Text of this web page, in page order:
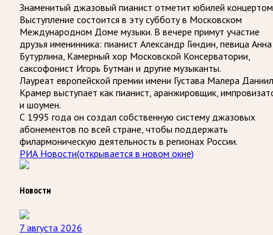
Знаменитый джазовый пианист отметит юбилей
Выступление состоится в эту субботу в Московском
Международном Доме музыки. В вечере примут участие
друзья именинника: пианист Александр Гиндин, певица Анна
Бутурлина, Камерный хор Московской Консерватории,
саксофонист Игорь Бутман и другие музыканты.
Лауреат европейской премии имени Густава Малера Даниил
Крамер выступает как пианист, аранжировщик,
и шоумен.
С 1995 года он создал собственную систему джазовых
абонементов по всей стране, чтобы поддержать
филармоническую деятельность в регионах России.
РИА Новости(открывается в новом окне)
Новости
7 августа 2026